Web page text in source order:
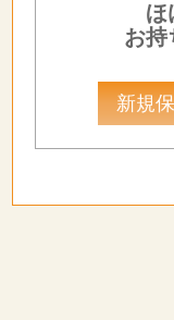
ほ
お持
新規